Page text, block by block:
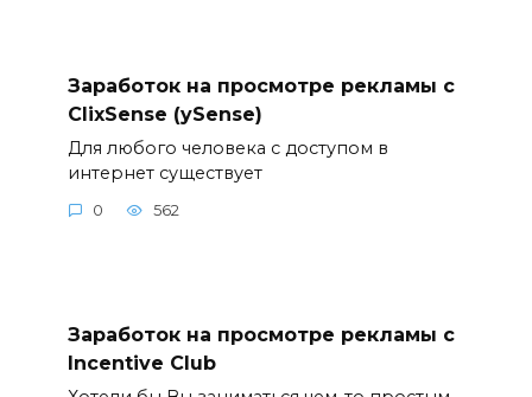
Заработок на просмотре рекламы с
ClixSense (ySense)
Для любого человека с доступом в
интернет существует
0 562
Заработок на просмотре рекламы с
Incentive Club